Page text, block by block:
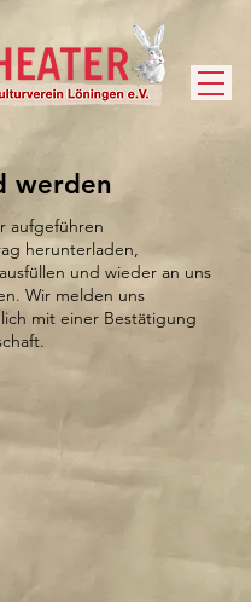
werden
aufgeführen
herunterladen,
und wieder an uns
Wir melden uns
mit einer Bestätigung